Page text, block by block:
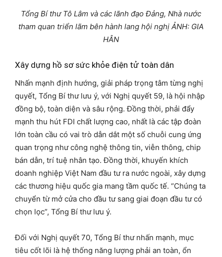
Tổng Bí thư Tô Lâm và các lãnh đạo Đảng, Nhà nước
tham quan triển lãm bên hành lang hội nghị ẢNH: GIA
HÂN
Xây dựng hồ sơ sức khỏe điện tử toàn dân
Nhấn mạnh định hướng, giải pháp trọng tâm từng nghị
quyết, Tổng Bí thư lưu ý, với Nghị quyết 59, là hội nhập
đồng bộ, toàn diện và sâu rộng. Đồng thời, phải đẩy
mạnh thu hút FDI chất lượng cao, nhất là các tập đoàn
lớn toàn cầu có vai trò dẫn dắt một số chuỗi cung ứng
quan trọng như công nghệ thông tin, viễn thông, chip
bán dẫn, trí tuệ nhân tạo. Đồng thời, khuyến khích
doanh nghiệp Việt Nam đầu tư ra nước ngoài, xây dựng
các thương hiệu quốc gia mang tầm quốc tế. “Chúng ta
chuyển từ mở cửa cho đầu tư sang giai đoạn đầu tư có
chọn lọc”, Tổng Bí thư lưu ý.
Đối với Nghị quyết 70, Tổng Bí thư nhấn mạnh, mục
tiêu cốt lõi là hệ thống năng lượng phải an toàn, ổn